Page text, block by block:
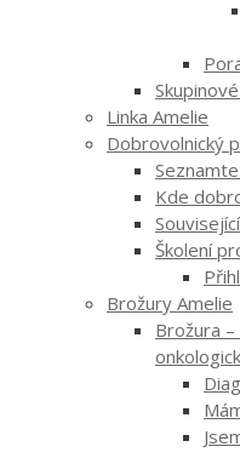
Linka Amelie
Dobrovolnický
Kde
Školení
Brožury Amelie
Brožura